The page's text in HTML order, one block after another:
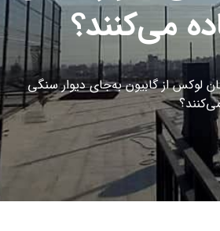
می‌کنند؟
لوکس از گابیون به‌جای دیوار سنگی